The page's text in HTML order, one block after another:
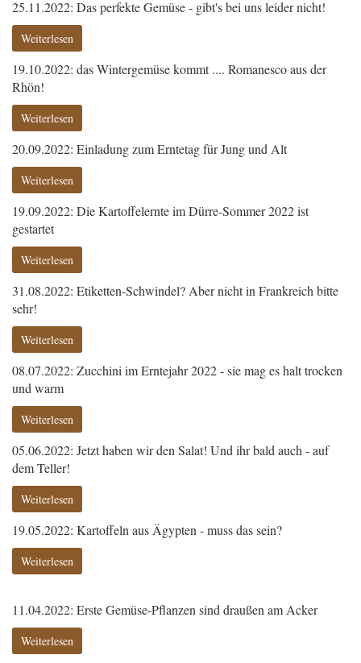
25.11.2022: Das perfekte Gemüse - gibt's bei uns leider nicht!
Weiterlesen
19.10.2022: das Wintergemüse kommt .... Romanesco aus der
Rhön!
Weiterlesen
20.09.2022: Einladung zum Erntetag für Jung und Alt
Weiterlesen
19.09.2022: Die Kartoffelernte im Dürre-Sommer 2022 ist
gestartet
Weiterlesen
31.08.2022: Etiketten-Schwindel? Aber nicht in Frankreich bitte
sehr!
Weiterlesen
08.07.2022: Zucchini im Erntejahr 2022 - sie mag es halt trocken
und warm
Weiterlesen
05.06.2022: Jetzt haben wir den Salat! Und ihr bald auch - auf
dem Teller!
Weiterlesen
19.05.2022: Kartoffeln aus Ägypten - muss das sein?
Weiterlesen
11.04.2022: Erste Gemüse-Pflanzen sind draußen am Acker
Weiterlesen